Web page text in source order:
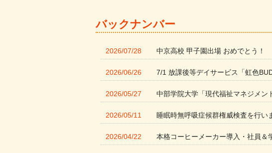
バックナンバー
2026/07/28 中京高校 甲子園出場 おめでとう！
2026/06/26 7/1 放課後等デイサービス「虹色
2026/05/27 中部学院大学「現代福祉マネジメン
2026/05/11 睡眠時無呼吸症候群権威検査を行い
2026/04/22 本格コーヒーメーカー導入・社員＆